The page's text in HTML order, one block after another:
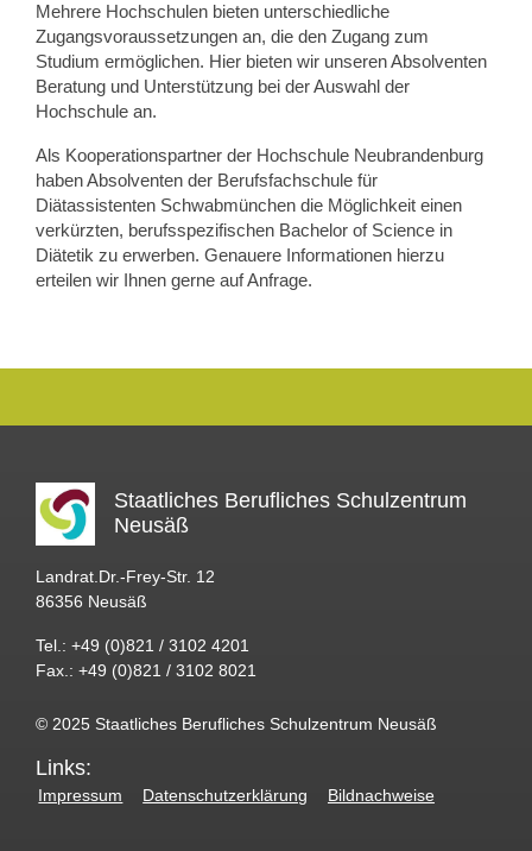
Mehrere Hochschulen bieten unterschiedliche
Zugangsvoraussetzungen an, die den Zugang zum
Studium ermöglichen. Hier bieten wir unseren Absolventen
Beratung und Unterstützung bei der Auswahl der
Hochschule an.
Als Kooperationspartner der Hochschule Neubrandenburg
haben Absolventen der Berufsfachschule für
Diätassistenten Schwabmünchen die Möglichkeit einen
verkürzten, berufsspezifischen Bachelor of Science in
Diätetik zu erwerben. Genauere Informationen hierzu
erteilen wir Ihnen gerne auf Anfrage.
Staatliches Berufliches Schulzentrum
Neusäß
Landrat.Dr.-Frey-Str. 12
86356 Neusäß
Tel.: +49 (0)821 / 3102 4201
Fax.: +49 (0)821 / 3102 8021
© 2025 Staatliches Berufliches Schulzentrum Neusäß
Links:
Impressum Datenschutzerklärung Bildnachweise